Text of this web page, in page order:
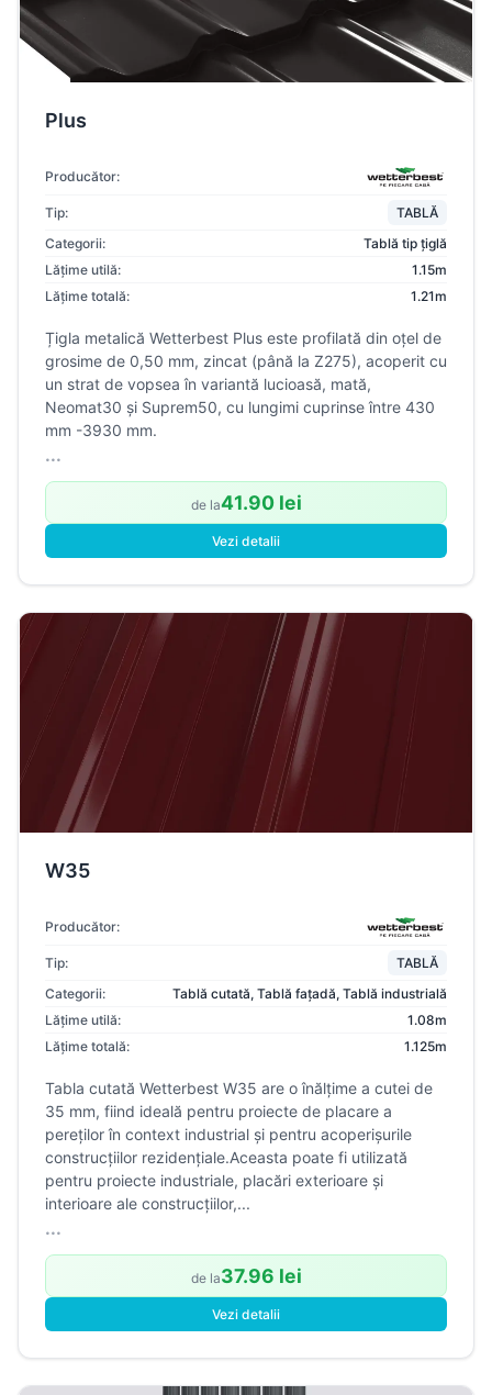
Plus
Producător:
Tip:
TABLĂ
Categorii:
Tablă tip țiglă
Lățime utilă:
1.15m
Lățime totală:
1.21m
Țigla metalică Wetterbest Plus este profilată din oțel de
grosime de 0,50 mm, zincat (până la Z275), acoperit cu
un strat de vopsea în variantă lucioasă, mată,
Neomat30 și Suprem50, cu lungimi cuprinse între 430
mm -3930 mm.
...
de la41.90 lei
Vezi detalii
W35
Producător:
Tip:
TABLĂ
Categorii:
Tablă cutată, Tablă fațadă, Tablă industrială
Lățime utilă:
1.08m
Lățime totală:
1.125m
Tabla cutată Wetterbest W35 are o înălțime a cutei de
35 mm, fiind ideală pentru proiecte de placare a
pereților în context industrial și pentru acoperișurile
construcțiilor rezidențiale.Aceasta poate fi utilizată
pentru proiecte industriale, placări exterioare și
interioare ale construcțiilor,...
...
de la37.96 lei
Vezi detalii